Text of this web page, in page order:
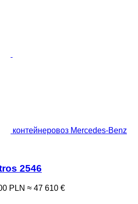
контейнеровоз Mercedes-Benz
2546
PLN ≈ 47 610 €